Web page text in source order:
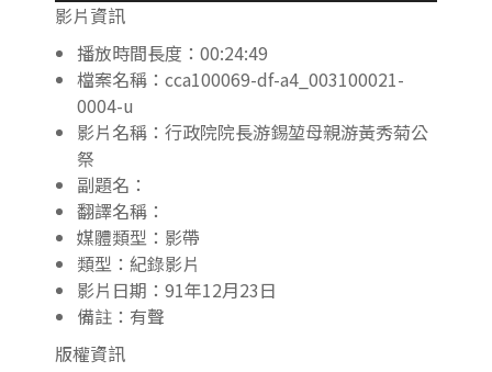
影片資訊
播放時間長度：00:24:49
檔案名稱：cca100069-df-a4_003100021-
0004-u
影片名稱：行政院院長游錫堃母親游黃秀菊公
祭
副題名：
翻譯名稱：
媒體類型：影帶
類型：紀錄影片
影片日期：91年12月23日
備註：有聲
版權資訊